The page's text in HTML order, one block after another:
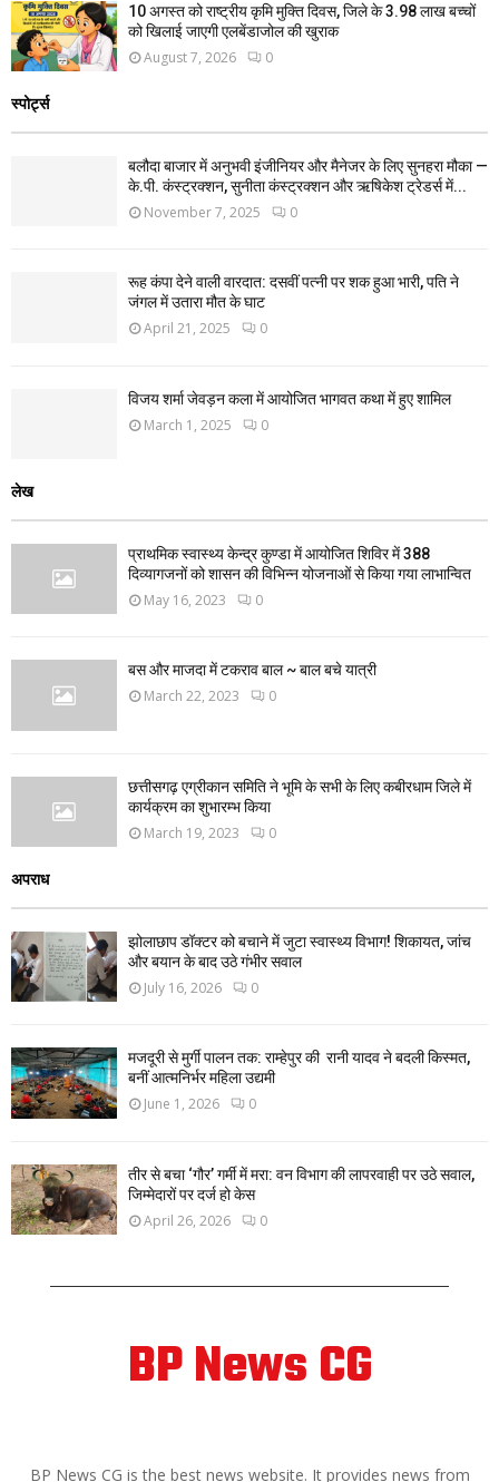
10 अगस्त को राष्ट्रीय कृमि मुक्ति दिवस, जिले के 3.98 लाख बच्चों
को खिलाई जाएगी एलबेंडाजोल की खुराक
August 7, 2026 0
स्पोर्ट्स
बलौदा बाजार में अनुभवी इंजीनियर और मैनेजर के लिए सुनहरा मौका —
के.पी. कंस्ट्रक्शन, सुनीता कंस्ट्रक्शन और ऋषिकेश ट्रेडर्स में...
November 7, 2025 0
रूह कंपा देने वाली वारदात: दसवीं पत्नी पर शक हुआ भारी, पति ने
जंगल में उतारा मौत के घाट
April 21, 2025 0
विजय शर्मा जेवड़न कला में आयोजित भागवत कथा में हुए शामिल
March 1, 2025 0
लेख
प्राथमिक स्वास्थ्य केन्द्र कुण्डा में आयोजित शिविर में 388
दिव्यागजनों को शासन की विभिन्न योजनाओं से किया गया लाभान्वित
May 16, 2023 0
बस और माजदा में टकराव बाल ~ बाल बचे यात्री
March 22, 2023 0
छत्तीसगढ़ एग्रीकान समिति ने भूमि के सभी के लिए कबीरधाम जिले में
कार्यक्रम का शुभारम्भ किया
March 19, 2023 0
अपराध
झोलाछाप डॉक्टर को बचाने में जुटा स्वास्थ्य विभाग! शिकायत, जांच
और बयान के बाद उठे गंभीर सवाल
July 16, 2026 0
मजदूरी से मुर्गी पालन तक: राम्हेपुर की रानी यादव ने बदली किस्मत,
बनीं आत्मनिर्भर महिला उद्यमी
June 1, 2026 0
तीर से बचा ‘गौर’ गर्मी में मरा: वन विभाग की लापरवाही पर उठे सवाल,
जिम्मेदारों पर दर्ज हो केस
April 26, 2026 0
BP News CG
BP News CG is the best news website. It provides news from